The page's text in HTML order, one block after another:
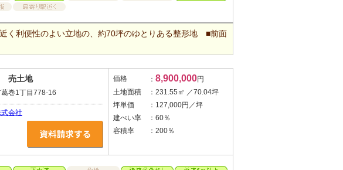
く利便性のよい立地の、約70坪のゆとりある整形地 ■前面
売土地
巻1丁目778-16
会社
価格 ： 8,900,000円
土地面積
：231.55㎡ ／70.04坪
坪単価
：127,000円／坪
建ぺい率
：60％
容積率
：200％